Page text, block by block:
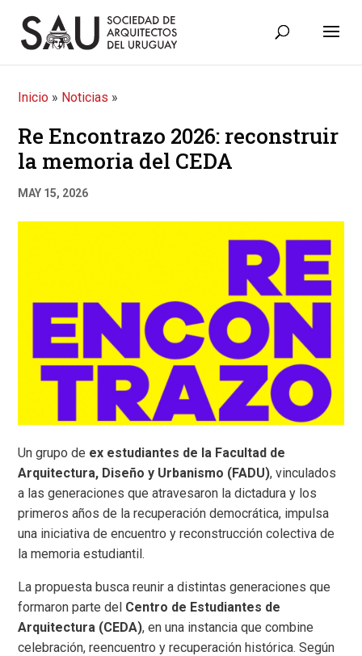
Inicio » Noticias »
Re Encontrazo 2026: reconstruir
la memoria del CEDA
MAY 15, 2026
Un grupo de ex estudiantes de la Facultad de
Arquitectura, Diseño y Urbanismo (FADU), vinculados
a las generaciones que atravesaron la dictadura y los
primeros años de la recuperación democrática, impulsa
una iniciativa de encuentro y reconstrucción colectiva de
la memoria estudiantil.
La propuesta busca reunir a distintas generaciones que
formaron parte del Centro de Estudiantes de
Arquitectura (CEDA), en una instancia que combine
celebración, reencuentro y recuperación histórica. Según